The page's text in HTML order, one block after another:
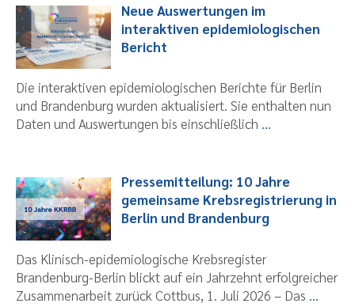
Neue Auswertungen im
interaktiven epidemiologischen
Bericht
Die interaktiven epidemiologischen Berichte für Berlin
und Brandenburg wurden aktualisiert. Sie enthalten nun
Daten und Auswertungen bis einschließlich ...
Pressemitteilung: 10 Jahre
gemeinsame Krebsregistrierung in
Berlin und Brandenburg
Das Klinisch-epidemiologische Krebsregister
Brandenburg-Berlin blickt auf ein Jahrzehnt erfolgreicher
Zusammenarbeit zurück Cottbus, 1. Juli 2026 – Das ...